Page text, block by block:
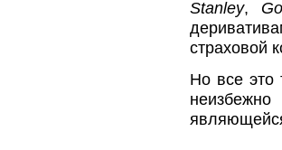
Stanley,
страховой
Но все это